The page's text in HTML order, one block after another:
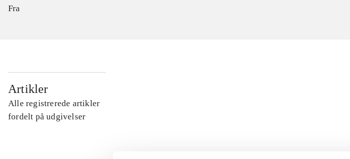
Fra
Artikler
Alle registrerede artikler
fordelt på udgivelser